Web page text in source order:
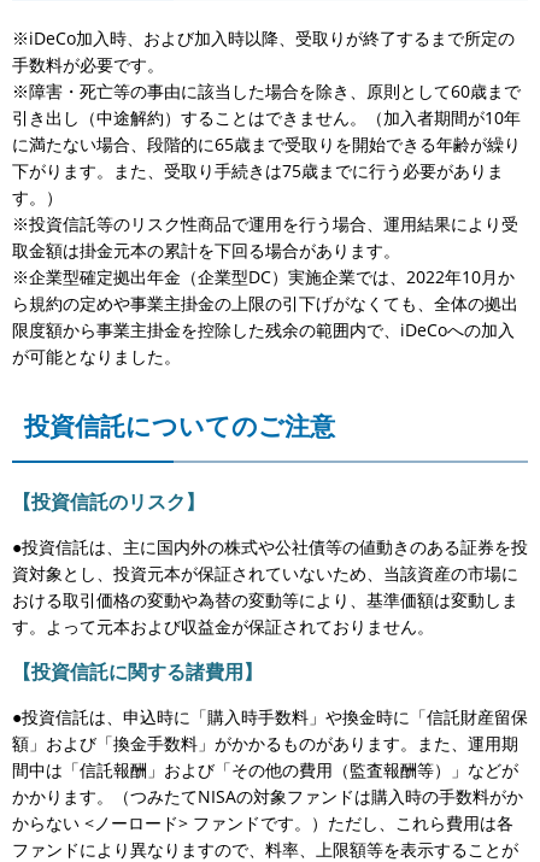
※iDeCo加入時、および加入時以降、受取りが終了するまで所定の
手数料が必要です。
※障害・死亡等の事由に該当した場合を除き、原則として60歳まで
引き出し（中途解約）することはできません。（加入者期間が10年
に満たない場合、段階的に65歳まで受取りを開始できる年齢が繰り
下がります。また、受取り手続きは75歳までに行う必要がありま
す。）
※投資信託等のリスク性商品で運用を行う場合、運用結果により受
取金額は掛金元本の累計を下回る場合があります。
※企業型確定拠出年金（企業型DC）実施企業では、2022年10月か
ら規約の定めや事業主掛金の上限の引下げがなくても、全体の拠出
限度額から事業主掛金を控除した残余の範囲内で、iDeCoへの加入
が可能となりました。
投資信託についてのご注意
【投資信託のリスク】
●投資信託は、主に国内外の株式や公社債等の値動きのある証券を投
資対象とし、投資元本が保証されていないため、当該資産の市場に
おける取引価格の変動や為替の変動等により、基準価額は変動しま
す。よって元本および収益金が保証されておりません。
【投資信託に関する諸費用】
●投資信託は、申込時に「購入時手数料」や換金時に「信託財産留保
額」および「換金手数料」がかかるものがあります。また、運用期
間中は「信託報酬」および「その他の費用（監査報酬等）」などが
かかります。（つみたてNISAの対象ファンドは購入時の手数料がか
からない <ノーロード> ファンドです。）ただし、これら費用は各
ファンドにより異なりますので、料率、上限額等を表示することが